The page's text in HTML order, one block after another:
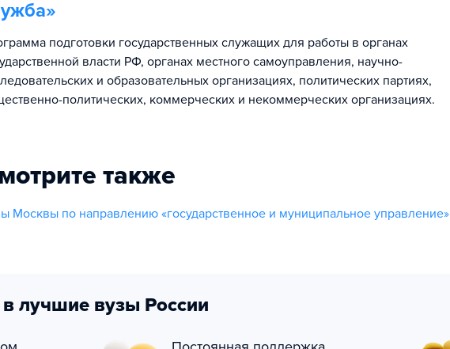
»
подготовки государственных служащих для работы в органах
власти РФ, органах местного самоуправления, научно-
и образовательных организациях, политических партиях,
политических, коммерческих и некоммерческих организациях.
также
Москвы по направлению «государственное и муниципальное управление»
лучшие вузы России